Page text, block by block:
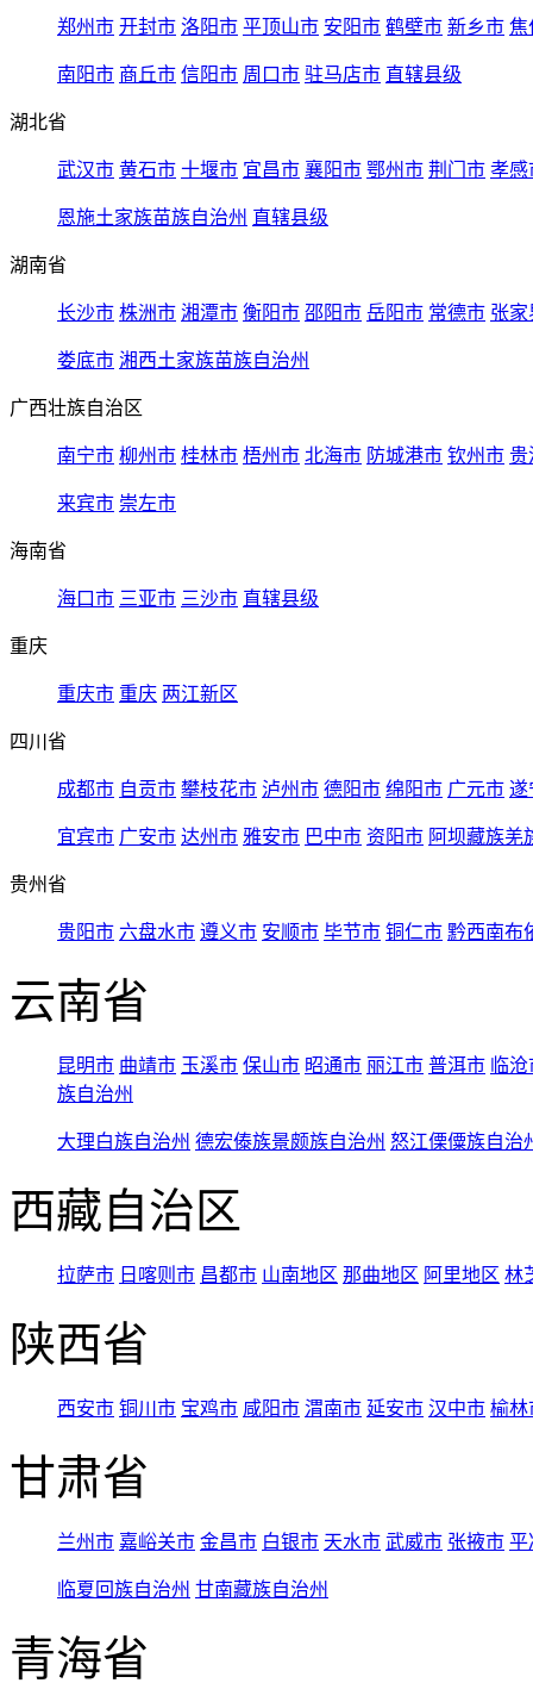
郑州市 开封市 洛阳市 平顶山市 安阳市 鹤壁市 新乡市 焦
南阳市 商丘市 信阳市 周口市 驻马店市 直辖县级
湖北省
武汉市 黄石市 十堰市 宜昌市 襄阳市 鄂州市 荆门市 孝感
恩施土家族苗族自治州 直辖县级
湖南省
长沙市 株洲市 湘潭市 衡阳市 邵阳市 岳阳市 常德市 张家
娄底市 湘西土家族苗族自治州
广西壮族自治区
南宁市 柳州市 桂林市 梧州市 北海市 防城港市 钦州市 贵
来宾市 崇左市
海南省
海口市 三亚市 三沙市 直辖县级
重庆
重庆市 重庆 两江新区
四川省
成都市 自贡市 攀枝花市 泸州市 德阳市 绵阳市 广元市 遂
宜宾市 广安市 达州市 雅安市 巴中市 资阳市 阿坝藏族羌
贵州省
贵阳市 六盘水市 遵义市 安顺市 毕节市 铜仁市 黔西南布
云南省
昆明市 曲靖市 玉溪市 保山市 昭通市 丽江市 普洱市 临
族自治州
大理白族自治州 德宏傣族景颇族自治州 怒江傈僳族自治
西藏自治区
拉萨市 日喀则市 昌都市 山南地区 那曲地区 阿里地区 林
陕西省
西安市 铜川市 宝鸡市 咸阳市 渭南市 延安市 汉中市 榆林
甘肃省
兰州市 嘉峪关市 金昌市 白银市 天水市 武威市 张掖市 平
临夏回族自治州 甘南藏族自治州
青海省